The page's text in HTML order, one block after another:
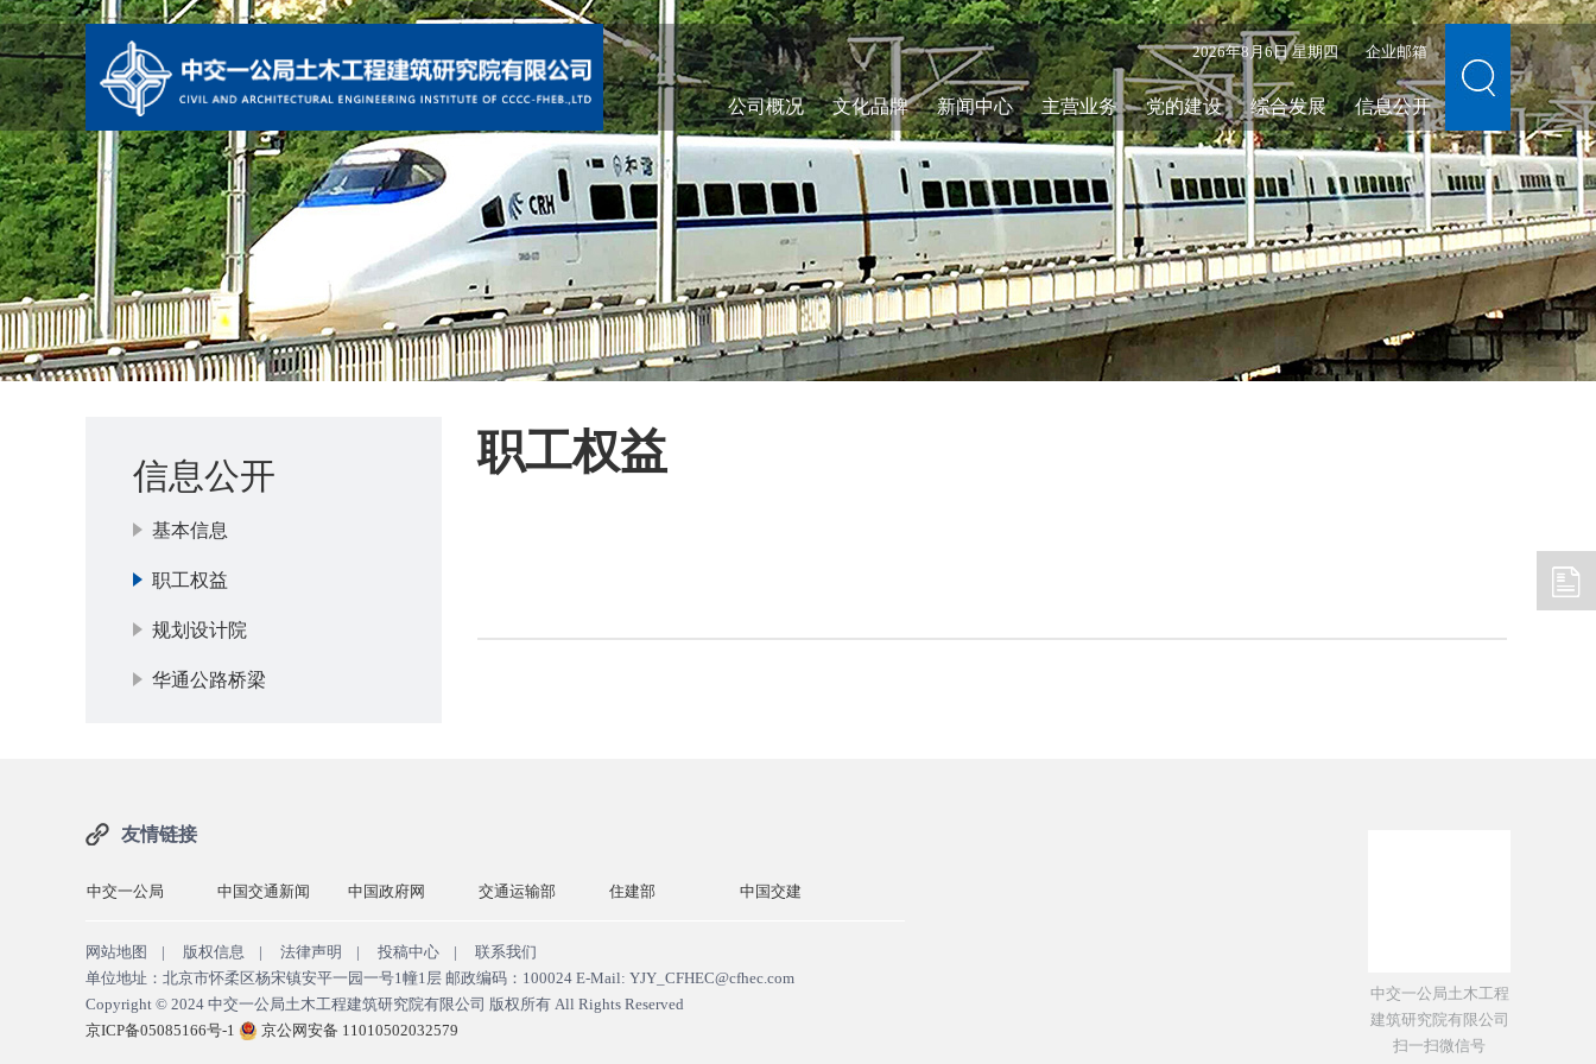
2026年8月6日 星期四 企业邮箱
公司概况 文化品牌 新闻中心 主营业务 党的建设 综合发展 信息公开
信息公开
基本信息
职工权益
规划设计院
华通公路桥梁
职工权益
友情链接
中交一公局 中国交通新闻 中国政府网 交通运输部 住建部 中国交建
网站地图 | 版权信息 | 法律声明 | 投稿中心 |
联系我们
单位地址：北京市怀柔区杨宋镇安平一园一号1幢1层 邮政编码：100024 E-Mail: YJY_CFHEC@cfhec.com
Copyright © 2024 中交一公局土木工程建筑研究院有限公司 版权所有 All Rights Reserved
京ICP备05085166号-1
京公网安备 11010502032579
中交一公局土木工程
建筑研究院有限公司
扫一扫微信号